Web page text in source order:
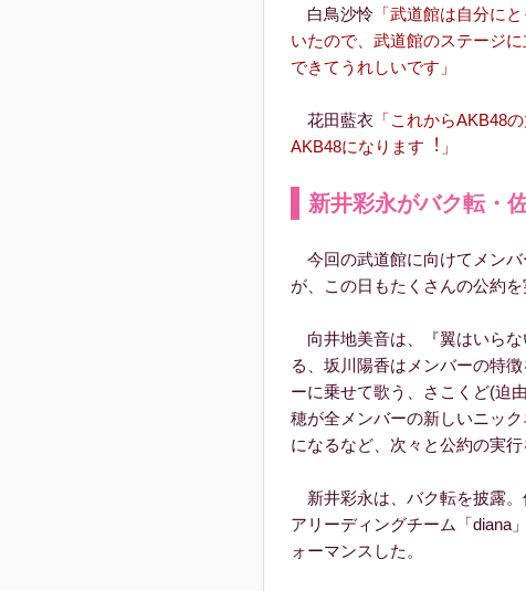
⽩⿃沙怜 「武道館は⾃分に
いたので、武道館のステージ
できてうれしいです」
花田藍衣 「これからAKB48
AKB48になります︕」
新井彩永がバク転・
今回の武道館に向けてメンバ
が、この日もたくさんの公約を
向井地美音は、『翼はいら
る、坂川陽香はメンバーの特
ーに乗せて歌う、さこくど(迫
穂が全メンバーの新しいニッ
になるなど、次々と公約の実行
新井彩永は、バク転を披露
アリーディングチーム「diana
ォーマンスした。